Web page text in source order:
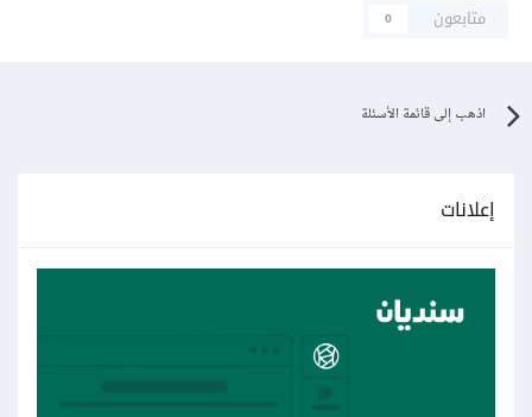
متابعون
0
اذهب إلى قائمة الأسئلة
إعلانات